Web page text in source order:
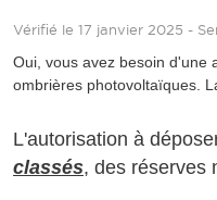
Vérifié le 17 janvier 2025 -
Oui, vous avez besoin d'une
ombrières photovoltaïques.
L'autorisation à
classés, des réserves